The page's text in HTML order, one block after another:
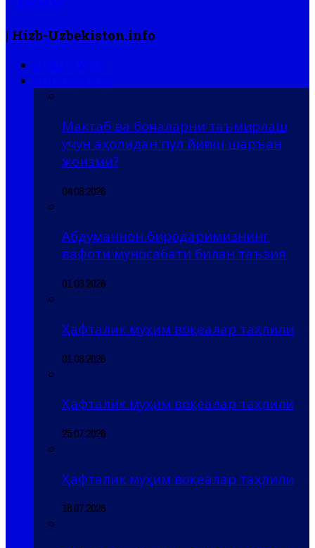
| Hizb-Uzbekiston.info
Мактаб ва боғчаларни таъмирлаш
учун аҳолидан пул йиғиш шаръан
жоизми?
04.08.2026
Абдуманнон биродаримизнинг
вафоти муносабати билан таъзия
01.08.2026
Ҳафталик муҳим воқеалар таҳлили
01.08.2026
Ҳафталик муҳим воқеалар таҳлили
25.07.2026
Ҳафталик муҳим воқеалар таҳлили
18.07.2026